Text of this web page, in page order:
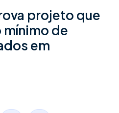
projeto que
mínimo de
em